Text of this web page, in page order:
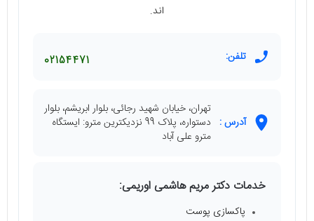
اند.
تلفن: 02154471
آدرس :
تهران، خیابان شهید رجائی، بلوار ابریشم، بلوار
دستواره، پلاک 99 نزدیکترین مترو: ایستگاه
مترو علی آباد
خدمات دکتر مریم هاشمی اوریمی:
پاکسازی پوست